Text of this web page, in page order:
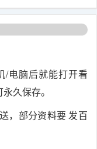
/电脑后就能打开看
久保存。
，部分资料要 发百